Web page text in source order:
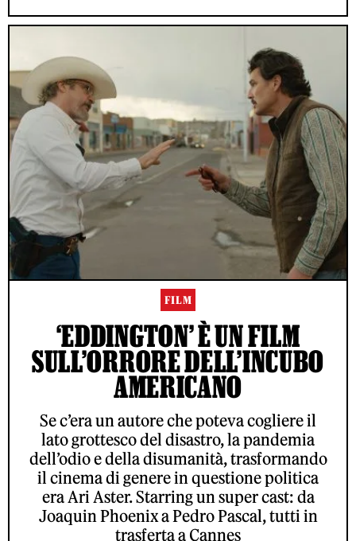
FILM
‘EDDINGTON’ È UN FILM
SULL’ORRORE DELL’INCUBO
AMERICANO
Se c’era un autore che poteva cogliere il
lato grottesco del disastro, la pandemia
dell’odio e della disumanità, trasformando
il cinema di genere in questione politica
era Ari Aster. Starring un super cast: da
Joaquin Phoenix a Pedro Pascal, tutti in
trasferta a Cannes